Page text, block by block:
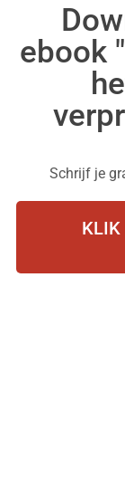
ebook
Schrijf je
KLIK